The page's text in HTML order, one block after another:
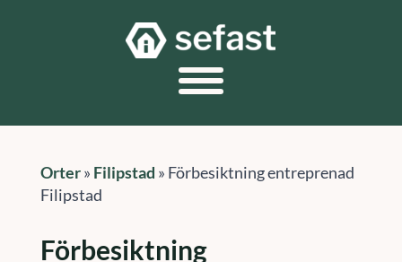
Orter» Filipstad » Förbesiktning entreprenad
Filipstad
Förbesiktning